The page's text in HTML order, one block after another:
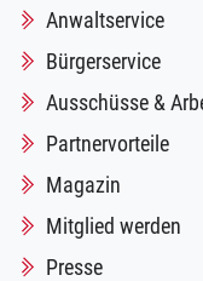
Anwaltservice
Bürgerservice
Ausschüsse &
Partnervorteile
Magazin
Mitglied werden
Presse